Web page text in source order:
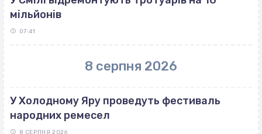
мільйонів
07:41
8 серпня 2026
У Холодному Яру проведуть фестиваль
народних ремесел
8 СЕРПНЯ 2026